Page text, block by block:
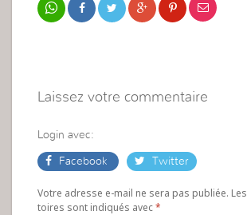
Laissez votre commentaire
Login avec:
Facebook Twitter
Votre adresse e-mail ne sera pas publiée.
toires sont indiqués avec*